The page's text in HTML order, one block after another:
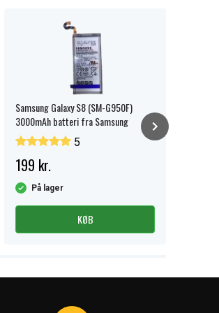
Samsung Galaxy S8 (SM-G950F)
3000mAh batteri fra Samsung
5
199 kr.
På lager
KØB